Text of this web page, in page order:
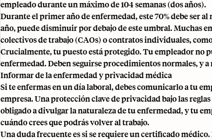
empleado durante un máximo de 104 semanas (dos años).
Durante el primer año de enfermedad, este 70% debe ser
año, puede disminuir por debajo de este umbral. Muchas
colectivos de trabajo(CAOs) o contratos individuales,
Crucialmente, tu puesto está protegido. Tu empleador
enfermedad. Deben seguirse procedimientos normales, y
Informar de la enfermedad y privacidad médica
Si te enfermas en un día laboral, debes comunicarlo a tu
empresa. Una protección clave de privacidad bajo las
obligado a divulgar la naturaleza de tu enfermedad, y tu
cuándo crees que podrás volver al trabajo.
Una duda frecuente es si se requiere un certificado